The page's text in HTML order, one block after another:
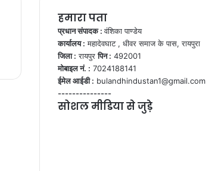
हमारा पता
प्रधान संपादक :वंशिका पाण्डेय
कार्यालय : महादेवघाट , धीवर समाज के पास, रायपुरा
जिला : रायपुरपिन : 492001
मोबाइल नं. : 7024188141
ईमेल आईडी : bulandhindustan1@gmail.com
---------------
सोशल मीडिया से जुड़े